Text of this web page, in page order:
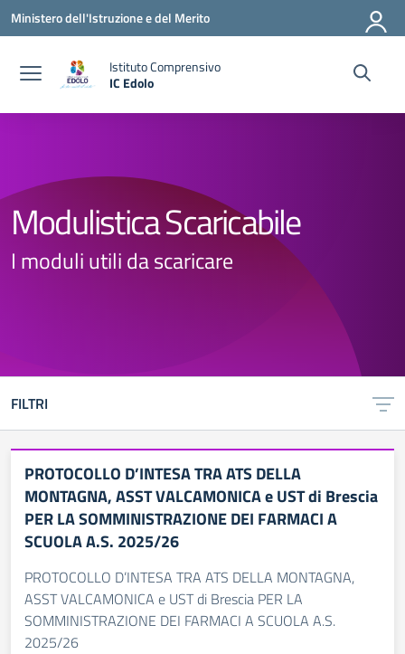
Vai ai contenuti
Vai al menu di navigazione
Vai al footer
Ministero dell'Istruzione e del Merito
Istituto Comprensivo
IC Edolo
Modulistica Scaricabile
I moduli utili da scaricare
FILTRI
PROTOCOLLO D’INTESA TRA ATS DELLA
MONTAGNA, ASST VALCAMONICA e UST di Brescia
PER LA SOMMINISTRAZIONE DEI FARMACI A
SCUOLA A.S. 2025/26
PROTOCOLLO D’INTESA TRA ATS DELLA MONTAGNA,
ASST VALCAMONICA e UST di Brescia PER LA
SOMMINISTRAZIONE DEI FARMACI A SCUOLA A.S.
2025/26